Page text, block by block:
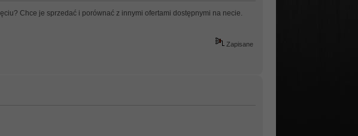
Chce je sprzedać i porównać z innymi ofertami dostępnymi na necie.
Zapisane